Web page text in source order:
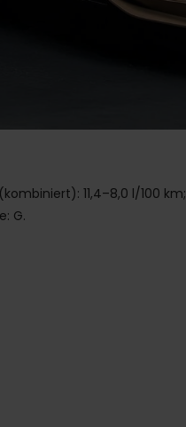
11,4–8,0 l/100 km;
G.